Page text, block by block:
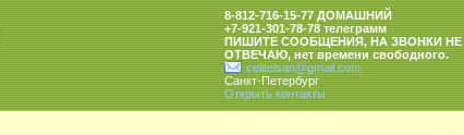
8-812-716-15-77 ДОМАШНИЙ
+7-921-301-78-78 телеграмм
ПИШИТЕ СООБЩЕНИЯ, НА ЗВОНКИ НЕ
ОТВЕЧАЮ, нет времени свободного.
celitelsan@gmail.com
Санкт-Петербург
Открыть контакты